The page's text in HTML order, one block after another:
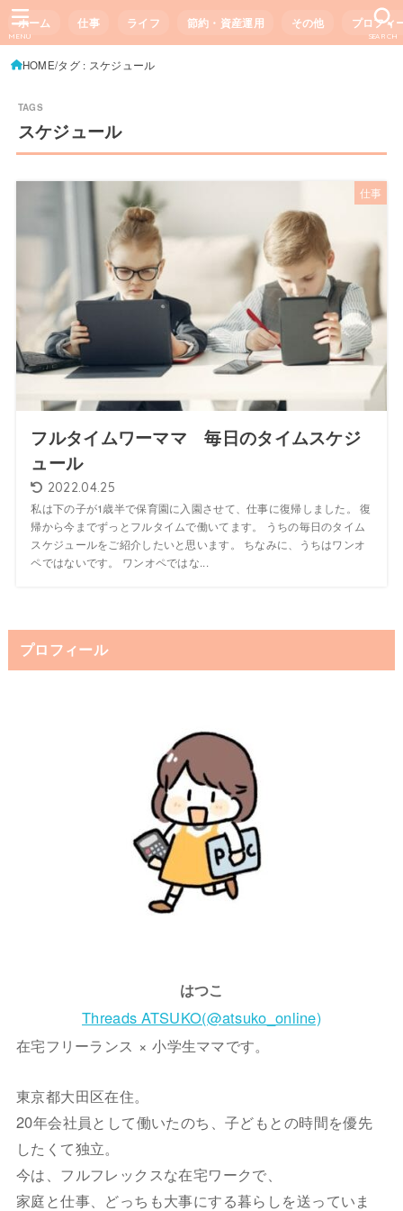
ホーム 仕事 ライフ 節約・資産運用 その他 プロフィ
SEARCH
MENU
HOME タグ : スケジュール
スケジュール
仕事
フルタイムワーママ 毎日のタイムスケジ
ュール
2022.04.25
私は下の子が1歳半で保育園に入園させて、仕事に復帰しました。 復
帰から今までずっとフルタイムで働いてます。 うちの毎日のタイム
スケジュールをご紹介したいと思います。 ちなみに、うちはワンオ
ペではないです。 ワンオペではな...
プロフィール
はつこ
Threads ATSUKO(@atsuko_online)
在宅フリーランス × 小学生ママです。
東京都大田区在住。
20年会社員として働いたのち、子どもとの時間を優先
したくて独立。
今は、フルフレックスな在宅ワークで、
家庭と仕事、どっちも大事にする暮らしを送っていま